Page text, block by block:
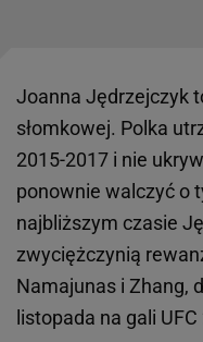
Joanna Jędrzejczyk
słomkowej. Polka
2015-2017 i nie
ponownie walczyć o
najbliższym czasie
zwyciężczynią
Namajunas i Zhang,
listopada na gali UFC